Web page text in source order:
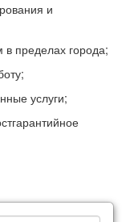
и
пределах города;
услуги;